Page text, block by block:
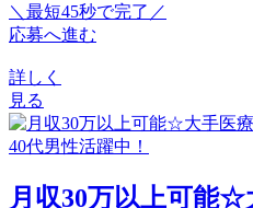
＼最短45秒で完了／
応募へ進む
詳しく
見る
月収30万以上可能